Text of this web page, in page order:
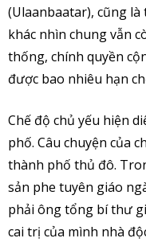
(Ulaanbaatar), cũng
khác nhìn chung vẫn
thống, chính quyền
được bao nhiêu hạn
Chế độ chủ yếu hiện
phố. Câu chuyện của
thành phố thủ đô.
sản phe tuyên giáo
phải ông tổng bí thư
cai trị của mình nhà